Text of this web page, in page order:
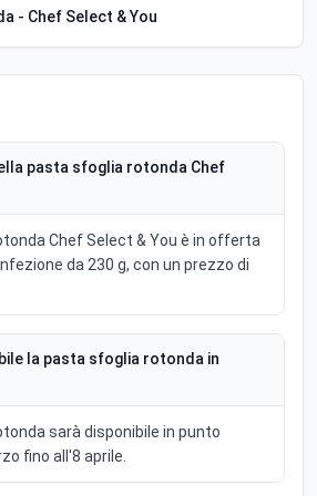
- Chef Select & You
pasta sfoglia rotonda Chef
Chef Select & You è in offerta
da 230 g, con un prezzo di
la pasta sfoglia rotonda in
sarà disponibile in punto
fino all'8 aprile.